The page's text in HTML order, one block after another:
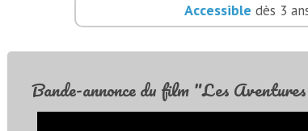
Accessible dès 3
Bande-annonce du film "Les